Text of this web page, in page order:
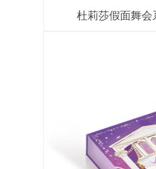
杜莉莎假面舞会